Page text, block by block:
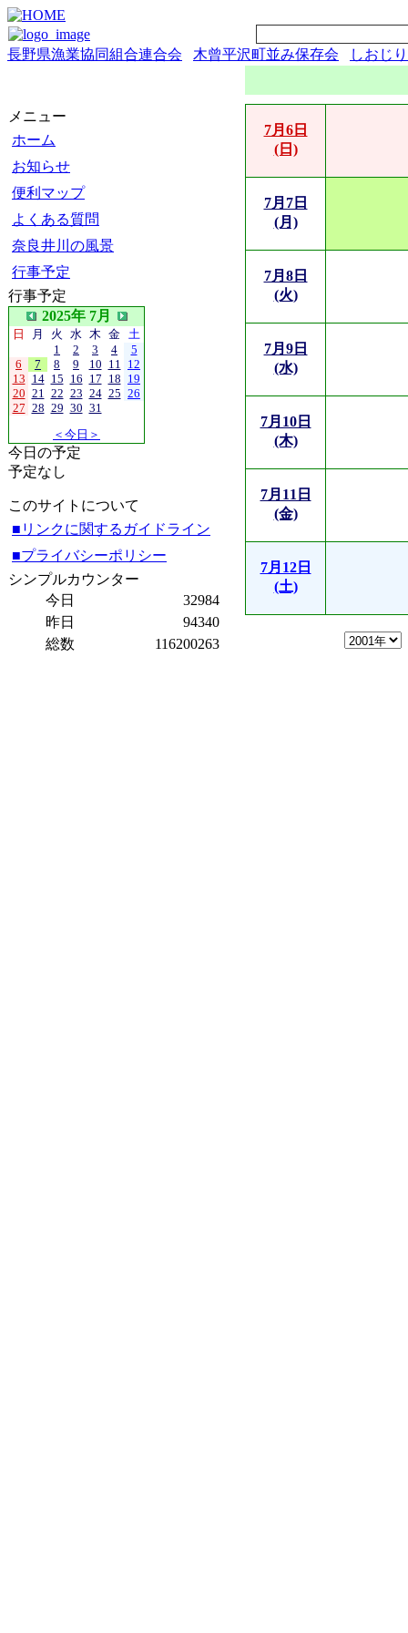
長野県漁業協同組合連合会 木曾平沢町並み保存会 しおじ
メニュー
ホーム
お知らせ
便利マップ
よくある質問
奈良井川の風景
行事予定
行事予定
2025年 7月
日 月 火 水 木 金 土
1
2 3 4
5
6
7 8 9 10 11 12
13 14 15 16 17 18 19
20 21 22 23 24 25 26
27 28 29 30 31
＜今日＞
今日の予定
予定なし
このサイトについて
■リンクに関するガイドライン
■プライバシーポリシー
シンプルカウンター
今日
32984
昨日
94340
総数
116200263
7月6日
(日)
7月7日
(月)
7月8日
(火)
7月9日
(水)
7月10日
(木)
7月11日
(金)
7月12日
(土)